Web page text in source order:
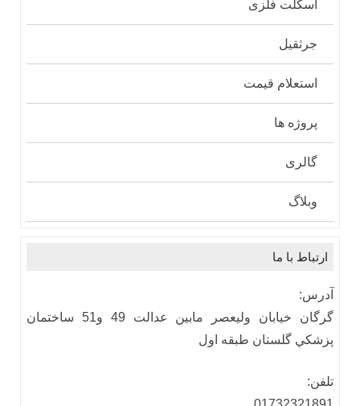
اسکلت فلزی
جرثقیل
استعلام قیمت
پروژه ها
گالری
وبلاگ
ارتباط با ما
آدرس:
گرگان خيابان وليعصر مابين عدالت 49 و51 ساختمان
پزشكي گلستان طبقه اول
تلفن: